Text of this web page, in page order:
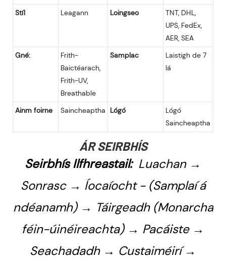
Stíl
Leagann Loingseo
TNT, DHL,
UPS, FedEx,
AER, SEA
Gné:
Frith-
Baictéarach,
Frith-UV,
Breathable
Samplac
Laistigh de 7
lá
Ainm foirne Saincheaptha Lógó
Lógó
Saincheaptha
ÁR SEIRBHÍS
Seirbhís Ilfhreastail: Luachan →
Sonrasc → Íocaíocht - (Samplaí á
ndéanamh) → Táirgeadh (Monarcha
féin-úinéireachta) → Pacáiste →
Seachadadh → Custaiméirí →